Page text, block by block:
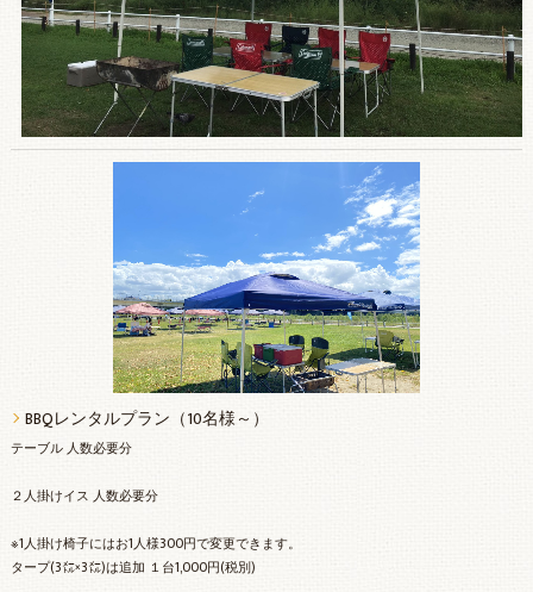
BBQレンタルプラン（10名様～）
テーブル 人数必要分
２人掛けイス 人数必要分
※1人掛け椅子にはお1人様300円で変更できます。
タープ(3㍍×3㍍)は追加 １台1,000円(税別)